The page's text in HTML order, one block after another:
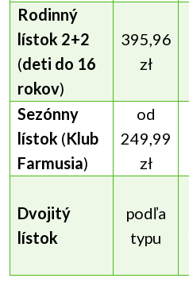
Rodinný
lístok 2+2
(deti do 16
rokov)
395,96
zł
Sezónny
lístok (Klub
Farmusia)
od
249,99
zł
Dvojitý
lístok
podľa
typu